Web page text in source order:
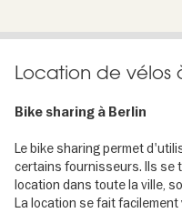
Location de vélos
Bike sharing à Berlin
Le bike sharing permet
certains fournisseurs. Ils se
location dans toute la ville,
La location se fait facilement